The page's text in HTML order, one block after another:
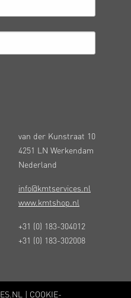
van der Kunstraat 10
4251 LN Werkendam
Nederland
info@kmtservices.nl
www.kmtshop.nl
+31 (0) 183-304012
+31 (0) 183-302008
| COOKIE-